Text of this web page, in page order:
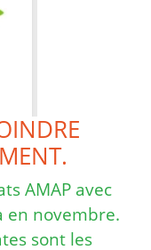
AMAP avec
en novembre.
sont les